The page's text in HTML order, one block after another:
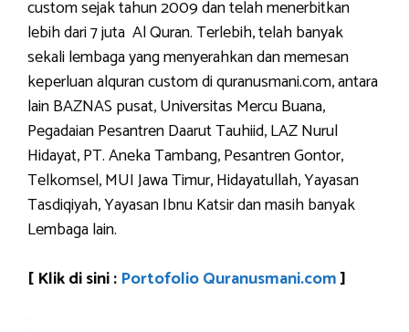
custom sejak tahun 2009 dan telah menerbitkan
lebih dari 7 juta Al Quran. Terlebih, telah banyak
sekali lembaga yang menyerahkan dan memesan
keperluan alquran custom di quranusmani.com, antara
lain BAZNAS pusat, Universitas Mercu Buana,
Pegadaian Pesantren Daarut Tauhiid, LAZ Nurul
Hidayat, PT. Aneka Tambang, Pesantren Gontor,
Telkomsel, MUI Jawa Timur, Hidayatullah, Yayasan
Tasdiqiyah, Yayasan Ibnu Katsir dan masih banyak
Lembaga lain.
[ Klik di sini : Portofolio Quranusmani.com]